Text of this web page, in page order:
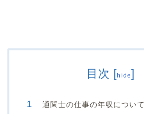
目次 [hide]
通関士の仕事の年収について